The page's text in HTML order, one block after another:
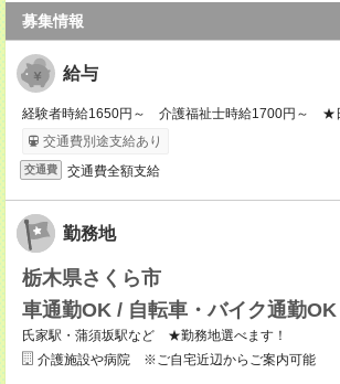
募集情報
給与
経験者時給1650円～ 介護福祉士時給1700円～ ★
交通費別途支給あり
交通費 交通費全額支給
勤務地
栃木県さくら市
車通勤OK / 自転車・バイク通勤OK
氏家駅・蒲須坂駅など ★勤務地選べます！
介護施設や病院 ※ご自宅近辺からご案内可能